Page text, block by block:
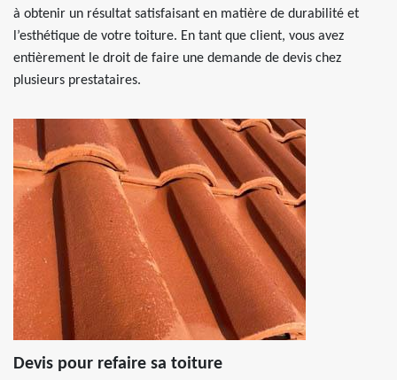
à obtenir un résultat satisfaisant en matière de durabilité et
l’esthétique de votre toiture. En tant que client, vous avez
entièrement le droit de faire une demande de devis chez
plusieurs prestataires.
Devis pour refaire sa toiture